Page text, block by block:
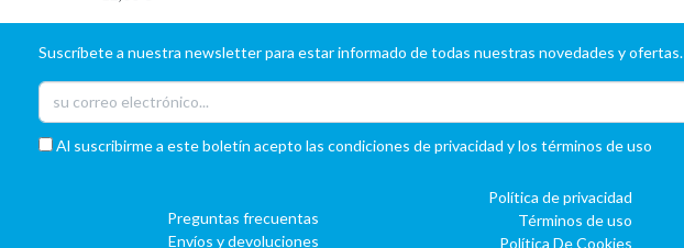
Suscríbete a nuestra newsletter para estar informado de todas nuestras novedades y ofertas.
Al suscribirme a este boletín acepto las condiciones de privacidad y los términos de uso
Preguntas frecuentas
Envíos y devoluciones
Política de privacidad
Términos de uso
Política De Cookies